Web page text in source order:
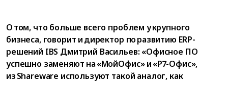
О том, что больше всего проблем у крупного
бизнеса, говорит и директор по развитию ERP-
решений IBS Дмитрий Васильев: «Офисное ПО
успешно заменяют на «МойОфис» и «Р7-Офис»,
из Shareware используют такой аналог, как